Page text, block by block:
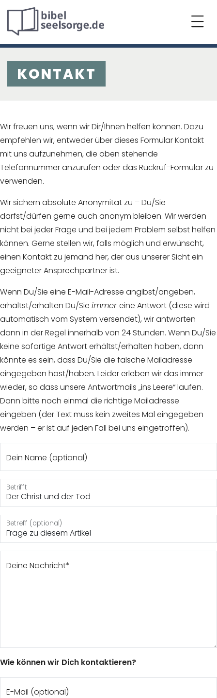
KONTAKT
Wir freuen uns, wenn wir Dir/Ihnen helfen können. Dazu
empfehlen wir, entweder über dieses Formular Kontakt
mit uns aufzunehmen, die oben stehende
Telefonnummer anzurufen oder das Rückruf-Formular zu
verwenden.
Wir sichern absolute Anonymität zu – Du/Sie
darfst/dürfen gerne auch anonym bleiben. Wir werden
nicht bei jeder Frage und bei jedem Problem selbst helfen
können. Gerne stellen wir, falls möglich und erwünscht,
einen Kontakt zu jemand her, der aus unserer Sicht ein
geeigneter Ansprechpartner ist.
Wenn Du/Sie eine E-Mail-Adresse angibst/angeben,
erhältst/erhalten Du/Sie immer eine Antwort (diese wird
automatisch vom System versendet), wir antworten
dann in der Regel innerhalb von 24 Stunden. Wenn Du/Sie
keine sofortige Antwort erhältst/erhalten haben, dann
könnte es sein, dass Du/Sie die falsche Mailadresse
eingegeben hast/haben. Leider erleben wir das immer
wieder, so dass unsere Antwortmails „ins Leere“ laufen.
Dann bitte noch einmal die richtige Mailadresse
eingeben (der Text muss kein zweites Mal eingegeben
werden – er ist auf jeden Fall bei uns eingetroffen).
Dein Name (optional)
Der Christ und der Tod
Betrifft
Betreff (optional)
Deine Nachricht*
Wie können wir Dich kontaktieren?
E-Mail (optional)